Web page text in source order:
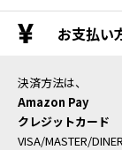
お支払い
決済方法は、
Amazon Pay
クレジットカード
VISA/MASTER/